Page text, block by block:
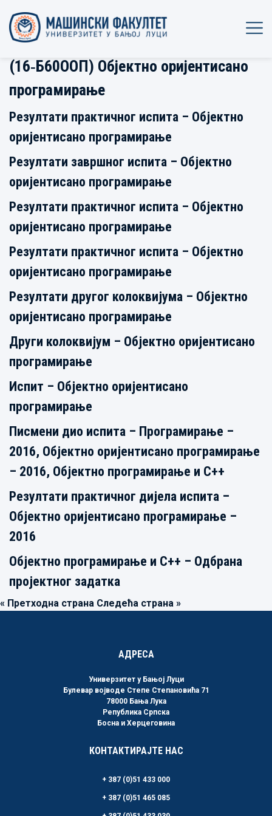
(16‐Б60ООП) Објектно оријентисано
програмирање
Резултати практичног испита – Објектно
оријентисано програмирање
Резултати завршног испита – Објектно
оријентисано програмирање
Резултати практичног испита – Објектно
оријентисано програмирање
Резултати практичног испита – Објектно
оријентисано програмирање
Резултати другог колоквијума – Објектно
оријентисано програмирање
Други колоквијум – Објектно оријентисано
програмирање
Испит – Објектно оријентисано
програмирање
Писмени дио испита – Програмирање –
2016, Објектно оријентисано програмирање
– 2016, Објектно програмирање и С++
Резултати практичног дијела испита –
Објектно оријентисано програмирање –
2016
Објектно програмирање и C++ – Одбрана
пројектног задатка
« Претходна страна Следећа страна »
АДРЕСА
Универзитет у Бањој Луци
Булевар војводе Степе Степановића 71
78000 Бања Лука
Република Српска
Босна и Херцеговина
КОНТАКТИРАЈТЕ НАС
+ 387 (0)51 433 000
+ 387 (0)51 465 085